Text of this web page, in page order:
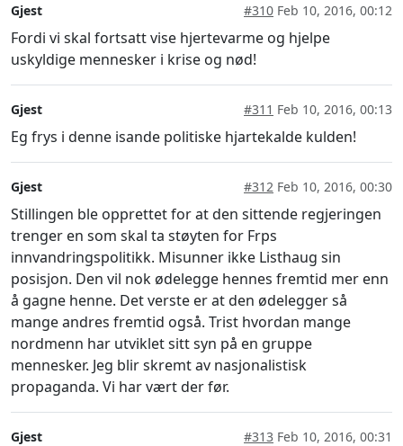
Gjest #310 Feb 10, 2016, 00:12
Fordi vi skal fortsatt vise hjertevarme og hjelpe
uskyldige mennesker i krise og nød!
Gjest #311 Feb 10, 2016, 00:13
Eg frys i denne isande politiske hjartekalde kulden!
Gjest #312 Feb 10, 2016, 00:30
Stillingen ble opprettet for at den sittende regjeringen
trenger en som skal ta støyten for Frps
innvandringspolitikk. Misunner ikke Listhaug sin
posisjon. Den vil nok ødelegge hennes fremtid mer enn
å gagne henne. Det verste er at den ødelegger så
mange andres fremtid også. Trist hvordan mange
nordmenn har utviklet sitt syn på en gruppe
mennesker. Jeg blir skremt av nasjonalistisk
propaganda. Vi har vært der før.
Gjest #313 Feb 10, 2016, 00:31